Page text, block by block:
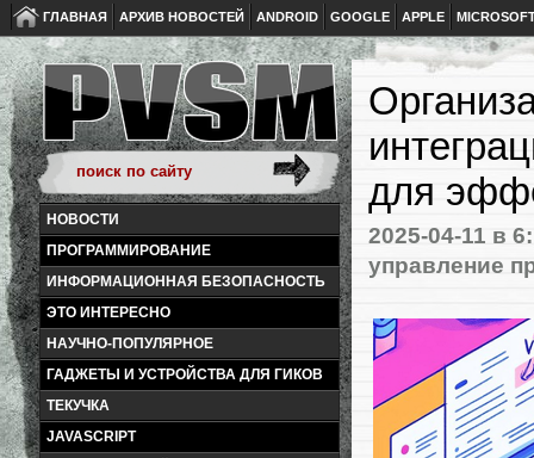
ГЛАВНАЯ АРХИВ НОВОСТЕЙ ANDROID GOOGLE APPLE
НОВОСТИ
ПРОГРАММИРОВАНИЕ
ИНФОРМАЦИОННАЯ БЕЗОПАСНОСТЬ
ЭТО ИНТЕРЕСНО
НАУЧНО-ПОПУЛЯРНОЕ
ГАДЖЕТЫ И УСТРОЙСТВА ДЛЯ ГИКОВ
ТЕКУЧКА
JAVASCRIPT
для
2025-04-11 в
управление